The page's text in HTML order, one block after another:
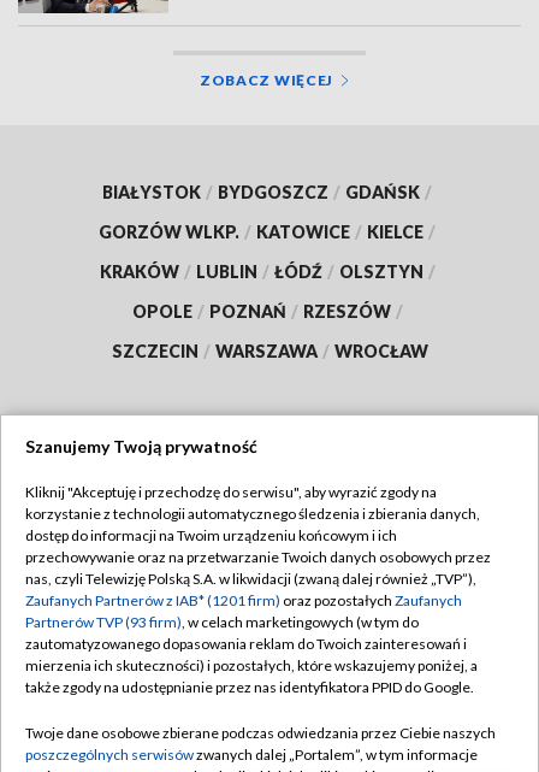
ZOBACZ WIĘCEJ
BIAŁYSTOK / BYDGOSZCZ / GDAŃSK /
GORZÓW WLKP. / KATOWICE / KIELCE /
KRAKÓW / LUBLIN / ŁÓDŹ / OLSZTYN /
OPOLE / POZNAŃ / RZESZÓW /
SZCZECIN / WARSZAWA / WROCŁAW
TVP
Abonament TVP
Emisja w TVP
Centrum informacji TVP
Naziemna Telewizja Cyfrowa
Rada Programowa
Regulamin TVP
Polityka prywatności
Moje zgody
Pomoc
Kontakt
Szanujemy Twoją prywatność
Kliknij "Akceptuję i przechodzę do serwisu", aby wyrazić zgody na
korzystanie z technologii automatycznego śledzenia i zbierania danych,
dostęp do informacji na Twoim urządzeniu końcowym i ich
przechowywanie oraz na przetwarzanie Twoich danych osobowych przez
nas, czyli Telewizję Polską S.A. w likwidacji (zwaną dalej również „TVP”),
Zaufanych Partnerów z IAB* (1201 firm) oraz pozostałych Zaufanych
Partnerów TVP (93 firm), w celach marketingowych (w tym do
zautomatyzowanego dopasowania reklam do Twoich zainteresowań i
mierzenia ich skuteczności) i pozostałych, które wskazujemy poniżej, a
także zgody na udostępnianie przez nas identyfikatora PPID do Google.
Twoje dane osobowe zbierane podczas odwiedzania przez Ciebie naszych
poszczególnych serwisówzwanych dalej „Portalem”, w tym informacje